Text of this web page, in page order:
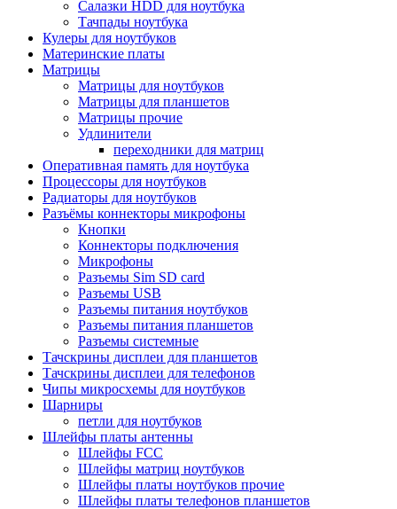
Салазки HDD для ноутбука
Тачпады ноутбука
Кулеры для ноутбуков
Материнские платы
Матрицы
Матрицы для ноутбуков
Матрицы для планшетов
Матрицы прочие
Удлинители
переходники для матриц
Оперативная память для ноутбука
Процессоры для ноутбуков
Радиаторы для ноутбуков
Разъёмы коннекторы микрофоны
Кнопки
Коннекторы подключения
Микрофоны
Разъемы Sim SD card
Разъемы USB
Разъемы питания ноутбуков
Разъемы питания планшетов
Разъемы системные
Тачскрины дисплеи для планшетов
Тачскрины дисплеи для телефонов
Чипы микросхемы для ноутбуков
Шарниры
петли для ноутбуков
Шлейфы платы антенны
Шлейфы FCC
Шлейфы матриц ноутбуков
Шлейфы платы ноутбуков прочие
Шлейфы платы телефонов планшетов